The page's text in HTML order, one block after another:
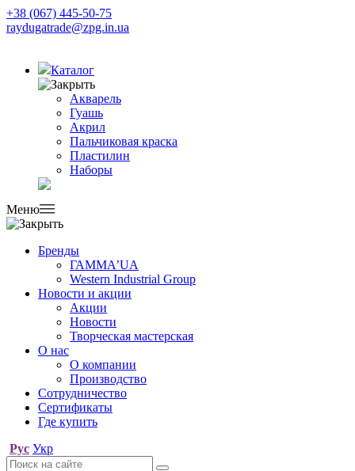
+38 (067) 445-50-75
raydugatrade@zpg.in.ua
Каталог
Акварель
Гуашь
Акрил
Пальчиковая краска
Пластилин
Наборы
Меню
Бренды
ГАММА’UA
Western Industrial Group
Новости и акции
Акции
Новости
Творческая мастерская
О нас
О компании
Производство
Сотрудничество
Сертификаты
Где купить
Рус Укр